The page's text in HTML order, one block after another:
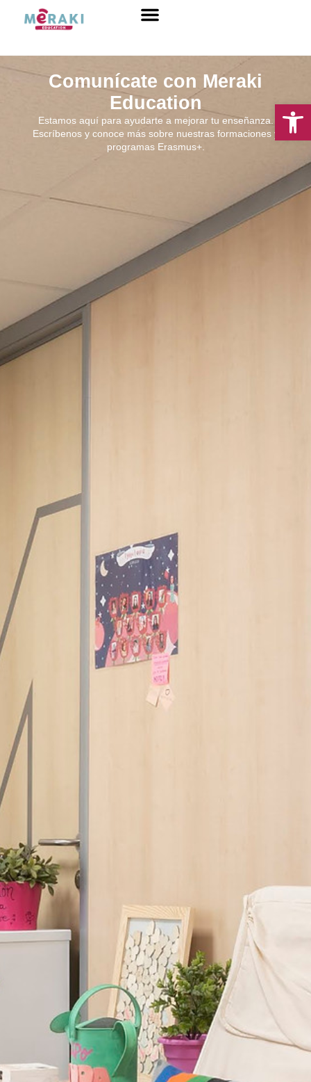
Comunícate con Meraki
Education
Estamos aquí para ayudarte a mejorar tu enseñanza.
Escríbenos y conoce más sobre nuestras formaciones y
programas Erasmus+.
Abrir